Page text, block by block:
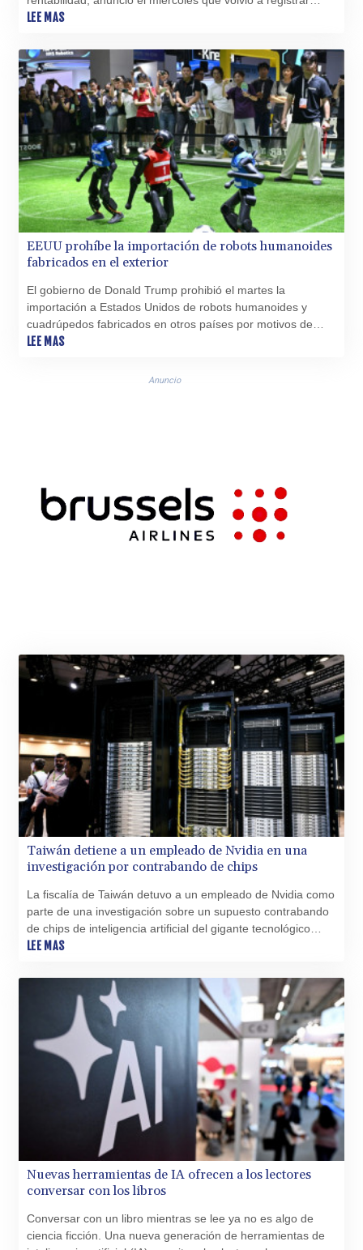
pérdidas netas en el primer semestre del año, por 338
LEE MAS
EEUU prohíbe la importación de robots humanoides
fabricados en el exterior
El gobierno de Donald Trump prohibió el martes la
importación a Estados Unidos de robots humanoides y
cuadrúpedos fabricados en otros países por motivos de
seguridad nacional.
LEE MAS
Anuncio
Taiwán detiene a un empleado de Nvidia en una
investigación por contrabando de chips
La fiscalía de Taiwán detuvo a un empleado de Nvidia como
parte de una investigación sobre un supuesto contrabando
de chips de inteligencia artificial del gigante tecnológico
estadounidense hacia China, informó este martes a la AFP
LEE MAS
Nuevas herramientas de IA ofrecen a los lectores
conversar con los libros
Conversar con un libro mientras se lee ya no es algo de
ciencia ficción. Una nueva generación de herramientas de